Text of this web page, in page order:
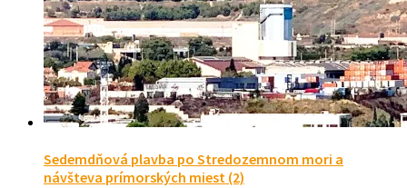
Sedemdňová plavba po Stredozemnom mori a
návšteva prímorských miest (2)